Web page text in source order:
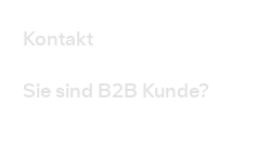
Kontakt
Sie sind B2B Kunde?